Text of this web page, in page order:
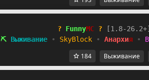
? FunnyMC ? [1 . 8-26. 2+]
⛏ Выживание • SkyBl ock • Анархия • B
184 Выживание